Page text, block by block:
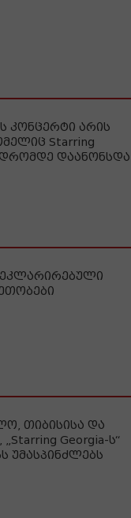
კონცერტი არის
Starring
დრომდე დაანონსდა
თიბისისა და
Georgia-ს“
უმასპინძლებს